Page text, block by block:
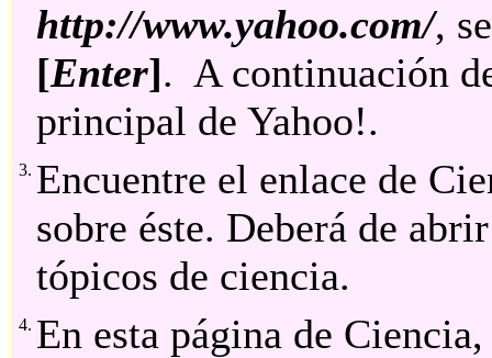
http://www.yahoo.com/,
[Enter]. A continuación
principal de Yahoo!.
3. Encuentre el enlace de
sobre éste. Deberá de
tópicos de ciencia.
4. En esta página de